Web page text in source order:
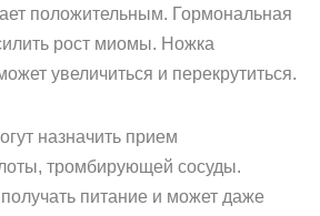
положительным. Гормональная
рост миомы. Ножка
увеличиться и перекрутиться.
назначить прием
тромбирующей сосуды.
питание и может даже